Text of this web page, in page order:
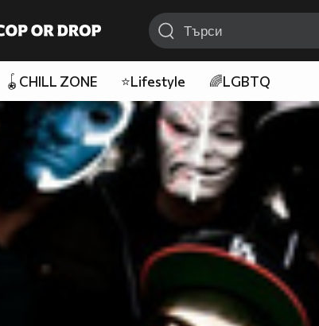
🪀CHILL ZONE ⭐Lifestyle 🌈LGBTQ